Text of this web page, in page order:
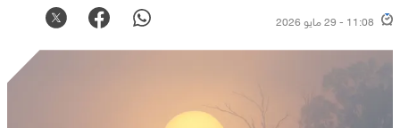
11:08 - 29 مايو 2026